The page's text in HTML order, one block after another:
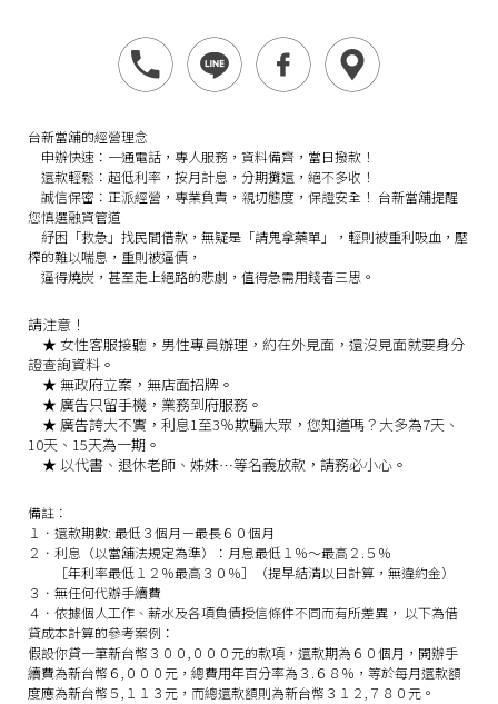
台新當舖的經營理念
申辦快速： 一通電話，專人服務，資料備齊，當日撥款！
還款輕鬆： 超低利率，按月計息，分期攤還，絕不多收！
誠信保密： 正派經營，專業負責，親切態度，保證安全！ 台新當舖提醒
您慎選融資管道
紓困「救急」找民間借款，無疑是「請鬼拿藥單」，輕則被重利吸血，壓
榨的難以喘息，重則被逼債，
逼得燒炭，甚至走上絕路的悲劇，值得急需用錢者三思。
請注意！
★女性客服接聽，男性專員辦理，約在外見面，還沒見面就要身分
證查詢資料。
★無政府立案，無店面招牌。
★ 廣告只留手機，業務到府服務。
★ 廣告誇大不實，利息1至3％欺騙大眾，您知道嗎？大多為7天、
10天、15天為一期。
★以代書、退休老師、姊妹…等名義放款，請務必小心。
備註：
１．還款期數: 最低３個月－最長６０個月
２．利息（以當舖法規定為準）：月息最低１％～最高２.５％
［年利率最低１２％最高３０％］（提早結清以日計算，無違約金）
３．無任何代辦手續費
４．依據個人工作、薪水及各項負債授信條件不同而有所差異， 以下為借
貸成本計算的參考案例：
假設你貸一筆新台幣３００,０００元的款項，還款期為６０個月，開辦手
續費為新台幣６,０００元，總費用年百分率為３.６８％，等於每月還款額
度應為新台幣５,１１３元，而總還款額則為新台幣３１２,７８０元。